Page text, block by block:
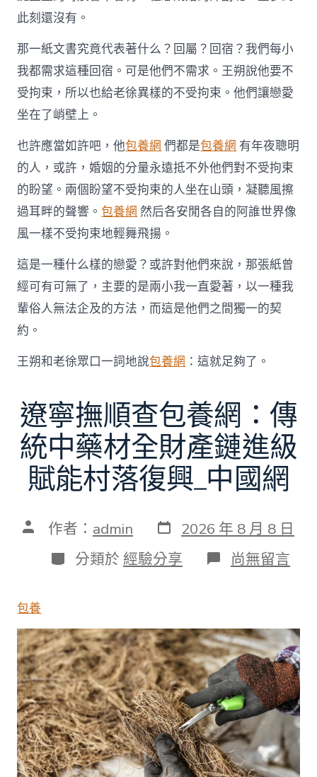
此刻還沒有。
那一紙文書究竟代表著什么？回屬？回宿？我們每小
我都需求這種回宿。可是他們不需求。王朔說他要不
受拘束，所以也給老徐異樣的不受拘束。他們讓戀愛
坐在了峭壁上。
也許應當如許吧，他包養網 們都是包養網 有年夜聰明
的人，或許，婚姻的分量永遠抵不外他們對不受拘束
的盼望。兩個盼望不受拘束的人坐在山頭，凝聽風擦
過耳畔的聲響。包養網 然后各安閒各自的阿誰世界像
風一樣不受拘束地輕舞飛揚。
這是一種什么樣的戀愛？或許對他們來說，那張紙曾
經可有可無了，主要的是兩小我一直愛著，以一種我
輩俗人無法企及的方法，而這是他們之間獨一的契
約。
王朔和老徐眾口一詞地說包養網 ：這就足夠了。
遼寧撫順查包養網：傳
統中藥材全財產鏈進級
賦能村落復興_中國網
文 作者： admin 發
表
日
期
2026 年 8 月 8 日
分
類
分類於 經驗分享 在
〈遼
查
包
養
網：
傳
統
中
藥
材
全
財
尚無留言
包養